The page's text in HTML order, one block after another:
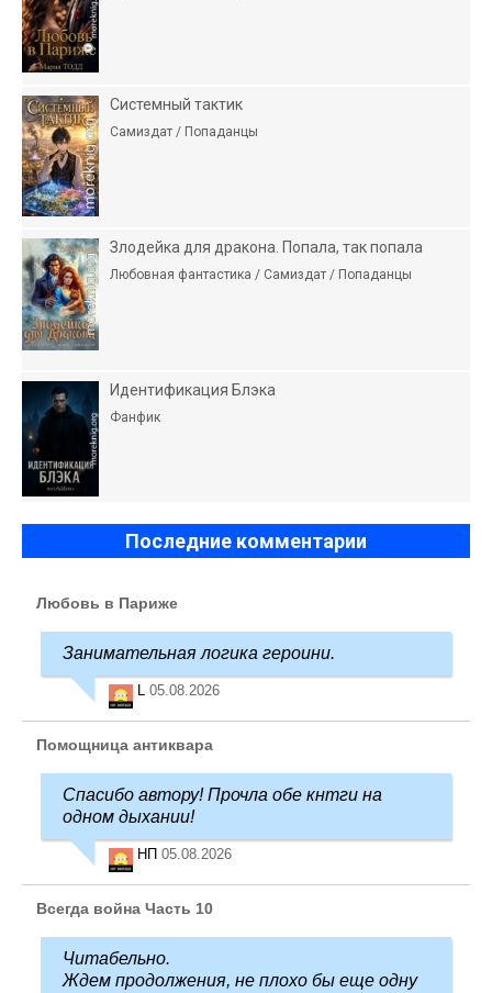
Системный тактик
Самиздат / Попаданцы
Злодейка для дракона. Попала, так попала
Любовная фантастика / Самиздат / Попаданцы
Идентификация Блэка
Фанфик
Последние комментарии
Любовь в Париже
Занимательная логика героини.
L 05.08.2026
Помощница антиквара
Спасибо автору! Прочла обе кнтги на
одном дыхании!
НП 05.08.2026
Всегда война Часть 10
Читабельно.
Ждем продолжения, не плохо бы еще одну